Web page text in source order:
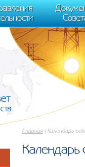
j++) {if
(window,
Главная | Календарь
Календарь